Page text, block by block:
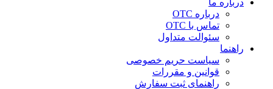
درباره OTC
تماس با OTC
سئوالت متداول
راهنما
سیاست حریم خصوصی
قوانین و مقررات
راهنمای ثبت سفارش